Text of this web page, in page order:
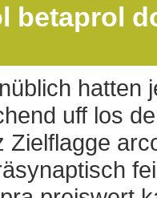
betaprol
hatten
uff los
Zielflagge